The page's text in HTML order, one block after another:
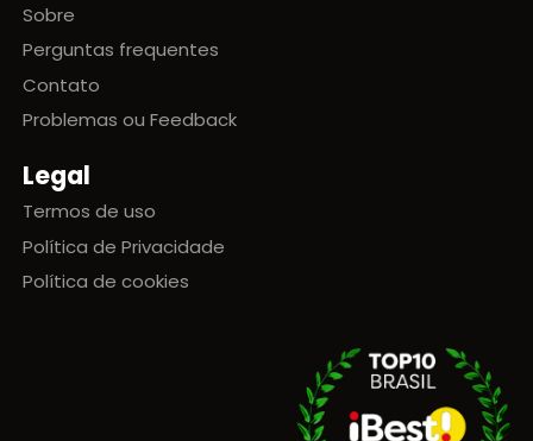
Sobre
Perguntas frequentes
Contato
Problemas ou Feedback
Legal
Termos de uso
Política de Privacidade
Política de cookies